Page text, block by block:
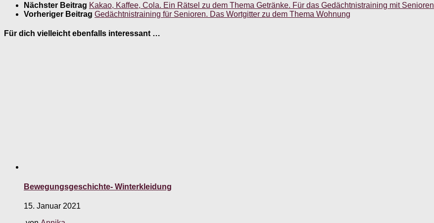
Nächster Beitrag Kakao, Kaffee, Cola. Ein Rätsel zu dem Thema Getränke. Für das Gedächtnistraining mit Senioren
Vorheriger Beitrag Gedächtnistraining für Senioren. Das Wortgitter zu dem Thema Wohnung
Für dich vielleicht ebenfalls interessant …
Bewegungsgeschichte- Winterkleidung
15. Januar 2021